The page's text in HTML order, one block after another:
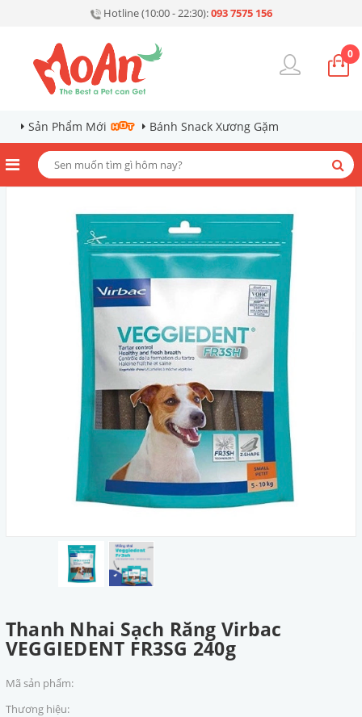
Hotline (10:00 - 22:30):093 7575 156
0
Sản Phẩm Mới Bánh Snack Xương Gặm
Thanh Nhai Sạch Răng Virbac
VEGGIEDENT FR3SG 240g
Mã sản phẩm:
Thương hiệu: